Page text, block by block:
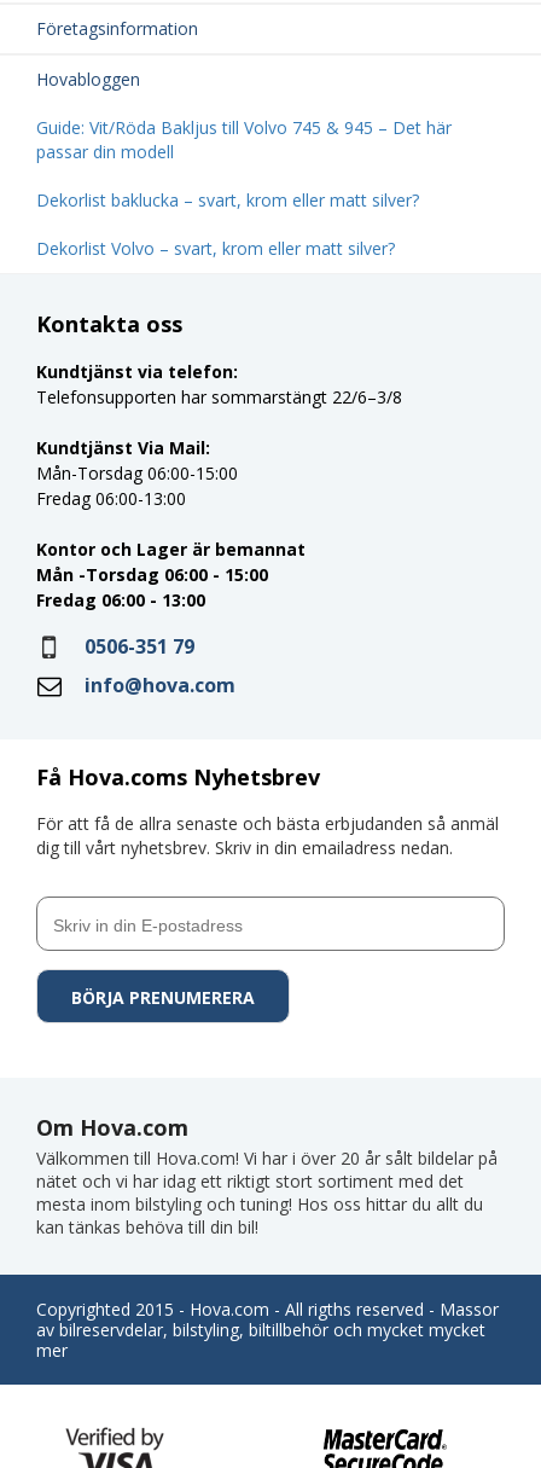
Företagsinformation
Hovabloggen
Guide: Vit/Röda Bakljus till Volvo 745 & 945 – Det här
passar din modell
Dekorlist baklucka – svart, krom eller matt silver?
Dekorlist Volvo – svart, krom eller matt silver?
Få Hova.coms Nyhetsbrev
För att få de allra senaste och bästa erbjudanden så anmäl
dig till vårt nyhetsbrev. Skriv in din emailadress nedan.
Kontakta oss
Kundtjänst via telefon:
Telefonsupporten har sommarstängt 22/6–3/8
Kundtjänst Via Mail:
Mån-Torsdag 06:00-15:00
Fredag 06:00-13:00
Kontor och Lager är bemannat
Mån -Torsdag 06:00 - 15:00
Fredag 06:00 - 13:00
0506-351 79
info@hova.com
Om Hova.com
Välkommen till Hova.com! Vi har i över 20 år sålt bildelar på
nätet och vi har idag ett riktigt stort sortiment med det
mesta inom bilstyling och tuning! Hos oss hittar du allt du
kan tänkas behöva till din bil!
Copyrighted 2015 - Hova.com - All rigths reserved - Massor
av bilreservdelar, bilstyling, biltillbehör och mycket mycket
mer